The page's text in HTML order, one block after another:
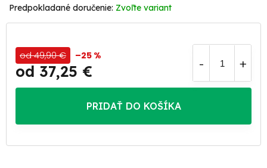
Zvoľte variant
od 49,90 € –25 %
od 37,25 €
Jednotková
PRIDAŤ DO KOŠÍKA